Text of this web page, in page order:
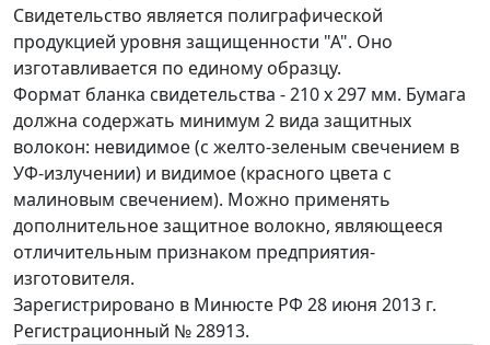
Свидетельство является полиграфической
продукцией уровня защищенности "А". Оно
изготавливается по единому образцу.
Формат бланка свидетельства - 210 х 297 мм. Бумага
должна содержать минимум 2 вида защитных
волокон: невидимое (с желто-зеленым свечением в
УФ-излучении) и видимое (красного цвета с
малиновым свечением). Можно применять
дополнительное защитное волокно, являющееся
отличительным признаком предприятия-
изготовителя.
Зарегистрировано в Минюсте РФ 28 июня 2013 г.
Регистрационный № 28913.